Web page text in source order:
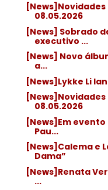
08.05.2026
[News] Sobrado
executivo ...
[News] Novo
a...
[News]Lykke Li
08.05.2026
[News]Em
Pau...
[News]Calema e
Dama”
[News]Renata
...